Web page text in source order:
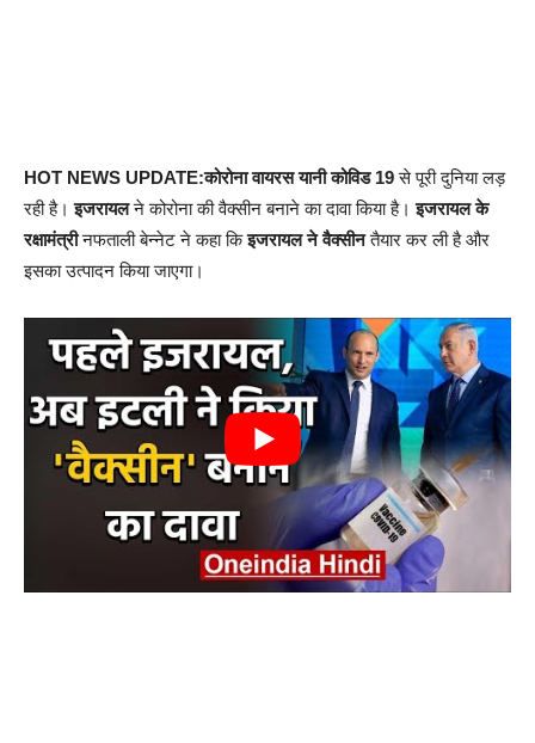
HOT NEWS UPDATE:कोरोना वायरस यानी कोविड 19से पूरी दुनिया लड़
रही है।इजरायलने कोरोना की वैक्‍सीन बनाने का दावा क‍िया है।इजरायल के
रक्षामंत्रीनफताली बेन्‍नेट ने कहा क‍िइजरायल ने वैक्‍सीनतैयार कर ली है और
इसका उत्‍पादन क‍िया जाएगा।